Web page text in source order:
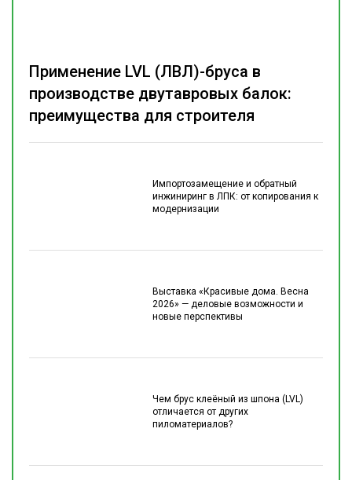
Импортозамещение и обратный
инжиниринг в ЛПК: от копирования к
модернизации
Выставка «Красивые дома. Весна
2026» — деловые возможности и
новые перспективы
Чем брус клеёный из шпона (LVL)
отличается от других
пиломатериалов?
Применение LVL (ЛВЛ)-бруса в
производстве двутавровых балок:
преимущества для строителя